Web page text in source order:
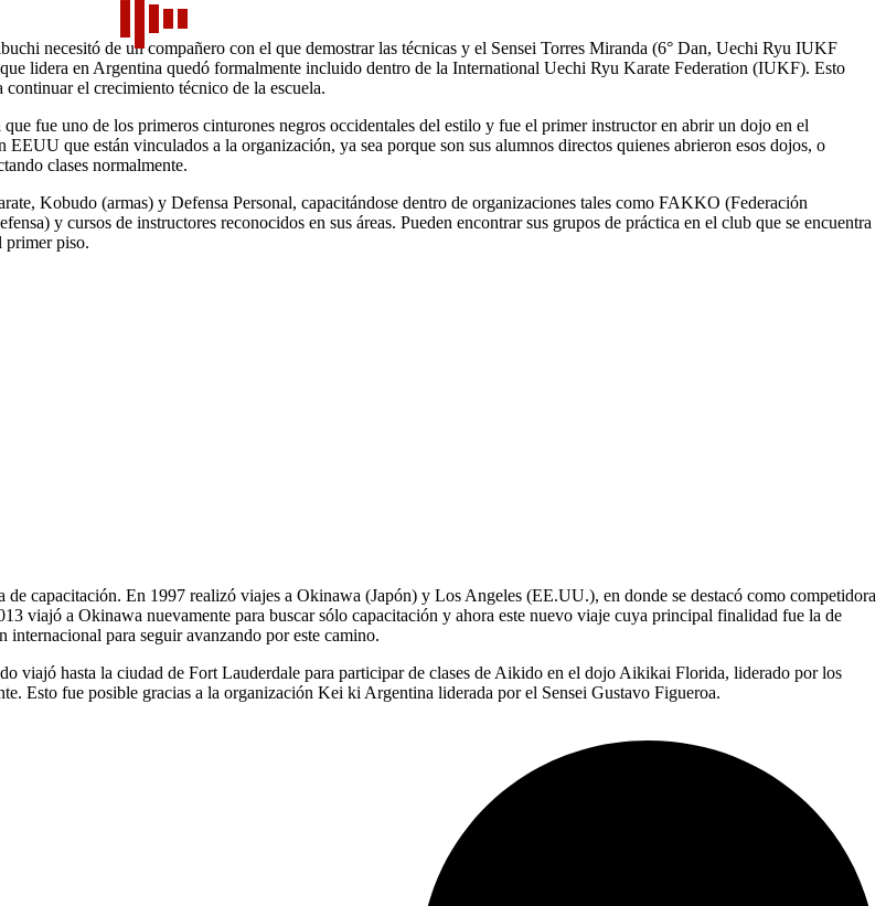
necesitó de un compañero con el que demostrar las técnicas y el Sensei Torres Miranda (6° Dan, Uechi Ryu IUKF
lidera en Argentina quedó formalmente incluido dentro de la International Uechi Ryu Karate Federation (IUKF). Esto
el crecimiento técnico de la escuela.
fue uno de los primeros cinturones negros occidentales del estilo y fue el primer instructor en abrir un dojo en el
que están vinculados a la organización, ya sea porque son sus alumnos directos quienes abrieron esos dojos, o
clases normalmente.
Kobudo (armas) y Defensa Personal, capacitándose dentro de organizaciones tales como FAKKO (Federación
y cursos de instructores reconocidos en sus áreas. Pueden encontrar sus grupos de práctica en el club que se encuentra
primer piso.
de capacitación. En 1997 realizó viajes a Okinawa (Japón) y Los Angeles (EE.UU.), en donde se destacó como competidora
viajó a Okinawa nuevamente para buscar sólo capacitación y ahora este nuevo viaje cuya principal finalidad fue la de
para seguir avanzando por este camino.
viajó hasta la ciudad de Fort Lauderdale para participar de clases de Aikido en el dojo Aikikai Florida, liderado por los
Esto fue posible gracias a la organización Kei ki Argentina liderada por el Sensei Gustavo Figueroa.